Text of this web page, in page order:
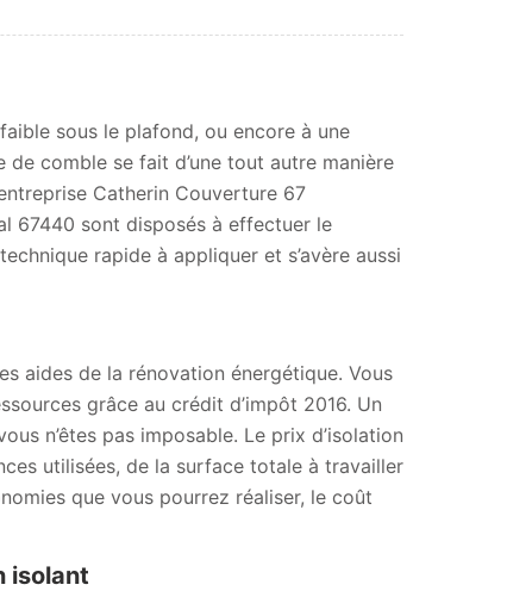
sous le plafond, ou encore à une
comble se fait d’une tout autre manière
Catherin Couverture 67
67440 sont disposés à effectuer le
rapide à appliquer et s’avère aussi
aides de la rénovation énergétique. Vous
grâce au crédit d’impôt 2016. Un
n’êtes pas imposable. Le prix d’isolation
utilisées, de la surface totale à travailler
que vous pourrez réaliser, le coût
isolant